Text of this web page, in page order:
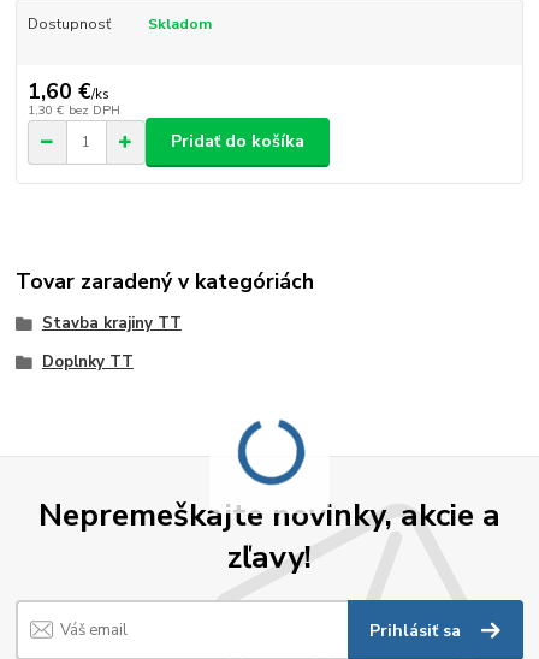
Dostupnosť Skladom
1,60 €/ks
1,30 € bez DPH
Pridať do košíka
Tovar zaradený v kategóriách
Stavba krajiny TT
Doplnky TT
Nepremeškajte novinky, akcie a
zľavy!
Prihlásiť sa